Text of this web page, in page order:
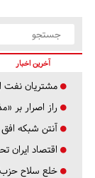
آخرین اخبار
مشتریان نفت ایران در ۷
راز اصرار بر
آنتن شبکه
اقتصاد ایران
خلع سلاح